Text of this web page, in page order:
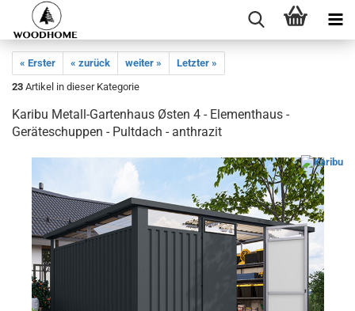
« Erster « zurück weiter »
Letzter »
23 Artikel in dieser Kategorie
Karibu Metall-Gartenhaus Østen 4 - Elementhaus -
Geräteschuppen - Pultdach - anthrazit